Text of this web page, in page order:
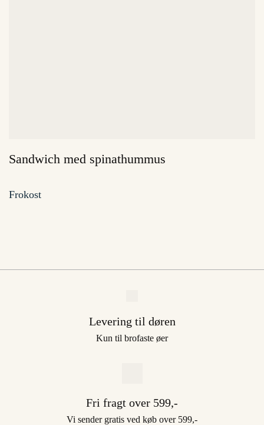
Sandwich med spinathummus
Frokost
Levering til døren
Kun til brofaste øer
Fri fragt over 599,-
Vi sender gratis ved køb over 599,-